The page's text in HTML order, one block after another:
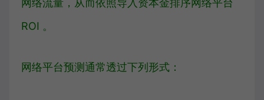
网络流量，从而依照导入资本金排序网络平台
ROI 。
网络平台预测通常透过下列形式：